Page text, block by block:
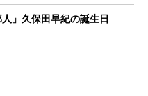
」久保田早紀の誕生日